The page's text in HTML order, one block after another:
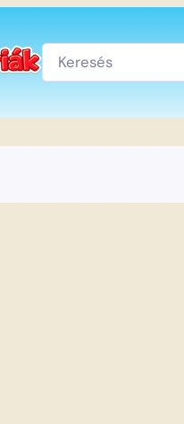
Keresés